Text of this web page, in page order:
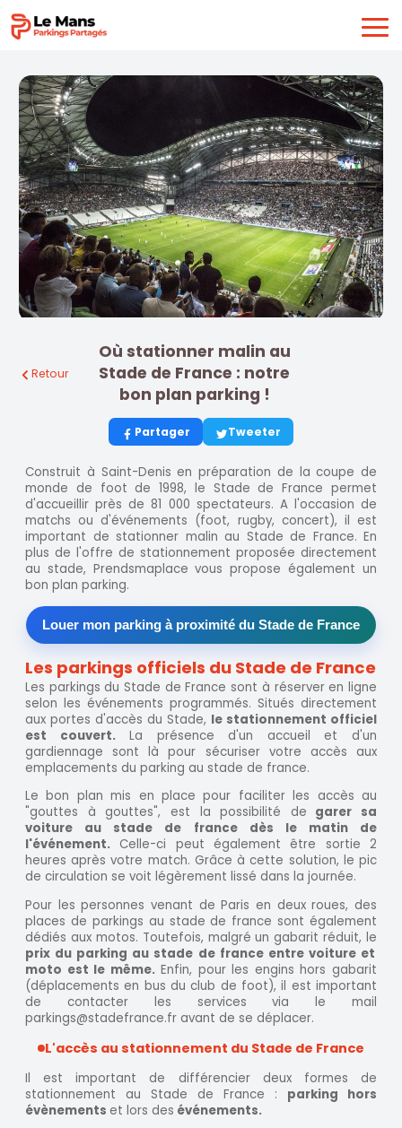
Retour
Où stationner malin au
Stade de France : notre
bon plan parking !
Partager Tweeter
Construit à Saint-Denis en préparation de la coupe de
monde de foot de 1998, le Stade de France permet
d'accueillir près de 81 000 spectateurs. A l'occasion de
matchs ou d'événements (foot, rugby, concert), il est
important de stationner malin au Stade de France. En
plus de l'offre de stationnement proposée directement
au stade, Prendsmaplace vous propose également un
bon plan parking.
Louer mon parking à proximité du Stade de France
Les parkings officiels du Stade de France
Les parkings du Stade de France sont à réserver en ligne
selon les événements programmés. Situés directement
aux portes d'accès du Stade, le stationnement officiel
est couvert. La présence d'un accueil et d'un
gardiennage sont là pour sécuriser votre accès aux
emplacements du parking au stade de france.
Le bon plan mis en place pour faciliter les accès au
"gouttes à gouttes", est la possibilité de garer sa
voiture au stade de france dès le matin de
l'événement. Celle-ci peut également être sortie 2
heures après votre match. Grâce à cette solution, le pic
de circulation se voit légèrement lissé dans la journée.
Pour les personnes venant de Paris en deux roues, des
places de parkings au stade de france sont également
dédiés aux motos. Toutefois, malgré un gabarit réduit, le
prix du parking au stade de france entre voiture et
moto est le même. Enfin, pour les engins hors gabarit
(déplacements en bus du club de foot), il est important
de contacter les services via le mail
parkings@stadefrance.fr avant de se déplacer.
L'accès au stationnement du Stade de France
Il est important de différencier deux formes de
stationnement au Stade de France : parking hors
évènements et lors des événements.